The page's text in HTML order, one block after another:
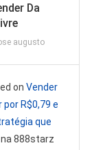
Da
augusto
onVender
por R$0,79 e
que
na 888starz